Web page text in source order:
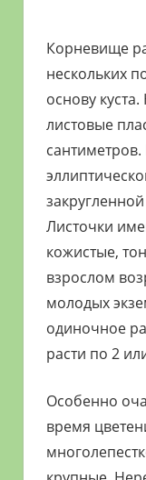
Корневище
нескольких
основу
листовые
Листочки
кожистые,
взрослом
молодых
одиночное
расти по 2
Особенно
время